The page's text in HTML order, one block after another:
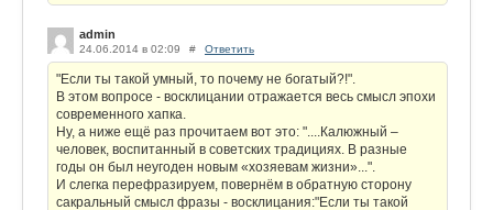
admin
24.06.2014 в 02:09 # Ответить
"Если ты такой умный, то почему не богатый?!".
В этом вопросе - восклицании отражается весь смысл эпохи
современного хапка.
Ну, а ниже ещё раз прочитаем вот это: "....Калюжный –
человек, воспитанный в советских традициях. В разные
годы он был неугоден новым «хозяевам жизни»...".
И слегка перефразируем, повернём в обратную сторону
сакральный смысл фразы - восклицания:"Если ты такой